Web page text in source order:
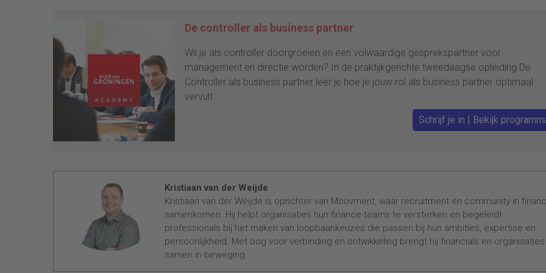
De controller als business partner
Wil je als controller doorgroeien en een volwaardige gesprekspartner voor
management en directie worden? In de praktijkgerichte tweedaagse opleiding De
Controller als business partner leer je hoe je jouw rol als business partner optimaal
vervult.
Schrijf je in | Bekijk
Kristiaan van der Weijde
Kristiaan van der Weijde is oprichter van Moovment, waar recruitment en community in
samenkomen. Hij helpt organisaties hun finance-teams te versterken en begeleidt
professionals bij het maken van loopbaankeuzes die passen bij hun ambities, expertise en
persoonlijkheid. Met oog voor verbinding en ontwikkeling brengt hij financials en organisaties
samen in beweging.